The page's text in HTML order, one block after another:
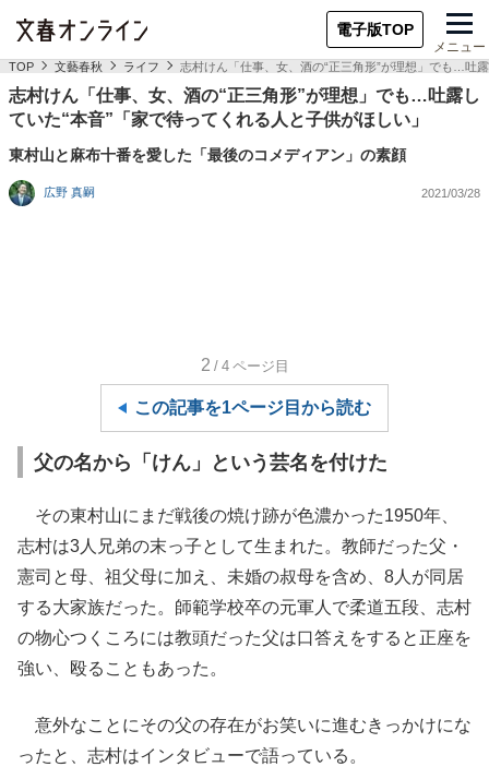
電子版TOP
メニュー
TOP 文藝春秋 ライフ 志村けん「仕事、女、酒の“正三角形”が理想」でも…吐
志村けん「仕事、女、酒の“正三角形”が理想」でも…吐露し
ていた“本音”「家で待ってくれる人と子供がほしい」
東村山と麻布十番を愛した「最後のコメディアン」の素顔
広野 真嗣 2021/03/28
2 /4 ページ目
この記事を1ページ目から読む
父の名から「けん」という芸名を付けた
その東村山にまだ戦後の焼け跡が色濃かった1950年、
志村は3人兄弟の末っ子として生まれた。教師だった父・
憲司と母、祖父母に加え、未婚の叔母を含め、8人が同居
する大家族だった。師範学校卒の元軍人で柔道五段、志村
の物心つくころには教頭だった父は口答えをすると正座を
強い、殴ることもあった。
意外なことにその父の存在がお笑いに進むきっかけにな
ったと、志村はインタビューで語っている。